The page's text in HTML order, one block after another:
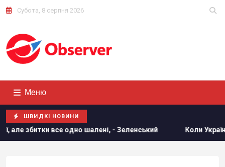
Субота, 8 серпня 2026
Меню
ШВИДКІ НОВИНИ
все одно шалені, - Зеленський Коли Україна почне